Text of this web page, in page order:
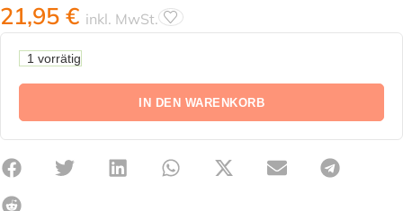
21,95 € inkl. MwSt.
1 vorrätig
IN DEN WARENKORB